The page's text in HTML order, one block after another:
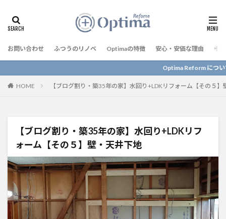
お問い合わせ ふつうのリノベ Optimaの特徴 安心・安価な理由 予
Optima Reform について詳しく知りたい
HOME 【ブログ割り・築35年の家】水回り+LDKリフォーム【その５】
【ブログ割り・築35年の家】水回り+LDKリフ
ォーム【その５】壁・天井下地